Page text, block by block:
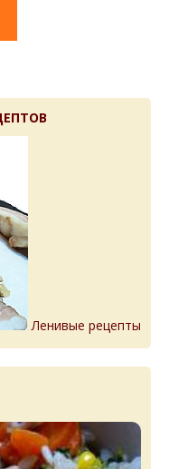
Ленивые рецепты